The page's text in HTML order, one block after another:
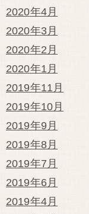
2020年4月
2020年3月
2020年2月
2020年1月
2019年11月
2019年10月
2019年9月
2019年8月
2019年7月
2019年6月
2019年4月